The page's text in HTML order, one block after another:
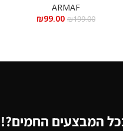
אינטנס א.ד.ט 105 מ”ל
ARMAF
₪199.00
₪99.00
המבצעים החמים?!